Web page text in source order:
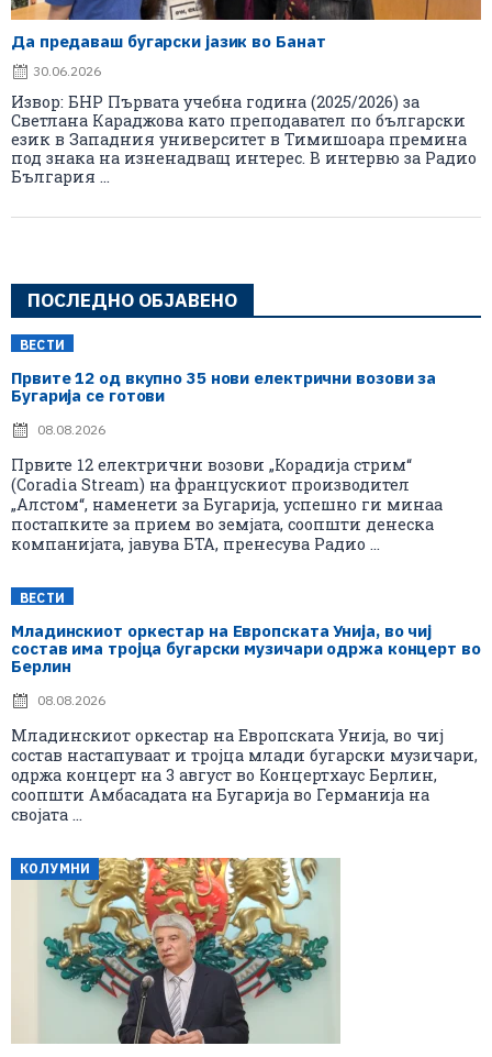
Да предаваш бугарски јазик во Банат
30.06.2026
Извор: БНР Първата учебна година (2025/2026) за
Светлана Караджова като преподавател по български
език в Западния университет в Тимишоара премина
под знака на изненадващ интерес. В интервю за Радио
България ...
ПОСЛЕДНО ОБЈАВЕНО
ВЕСТИ
Првите 12 од вкупно 35 нови електрични возови за
Бугарија се готови
08.08.2026
Првите 12 електрични возови „Корадија стрим“
(Coradia Stream) на францускиот производител
„Алстом“, наменети за Бугарија, успешно ги минаа
постапките за прием во земјата, соопшти денеска
компанијата, јавува БТА, пренесува Радио ...
ВЕСТИ
Младинскиот оркестар на Европската Унија, во чиј
состав има тројца бугарски музичари одржа концерт во
Берлин
08.08.2026
Младинскиот оркестар на Европската Унија, во чиј
состав настапуваат и тројца млади бугарски музичари,
одржа концерт на 3 август во Концертхаус Берлин,
соопшти Амбасадата на Бугарија во Германија на
својата ...
КОЛУМНИ